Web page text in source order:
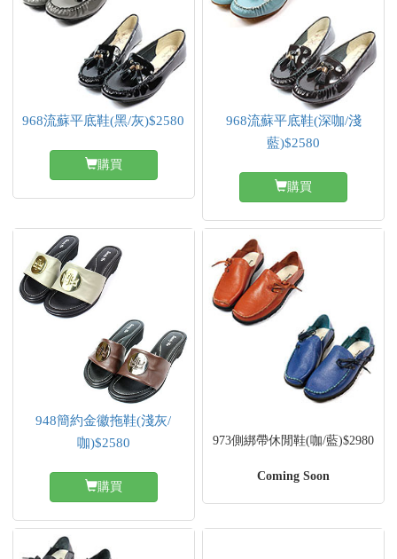
968流蘇平底鞋(黑/灰)$2580
購買
968流蘇平底鞋(深咖/淺
藍)$2580
購買
948簡約金徽拖鞋(淺灰/
咖)$2580
購買
973側綁帶休閒鞋(咖/藍)$2980
Coming Soon